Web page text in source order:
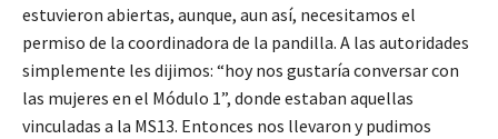
estuvieron abiertas, aunque, aun así, necesitamos el
permiso de la coordinadora de la pandilla. A las autoridades
simplemente les dijimos: “hoy nos gustaría conversar con
las mujeres en el Módulo 1”, donde estaban aquellas
vinculadas a la MS13. Entonces nos llevaron y pudimos